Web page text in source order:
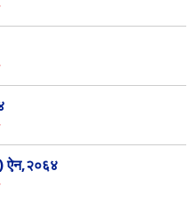
ऐन,२०६४